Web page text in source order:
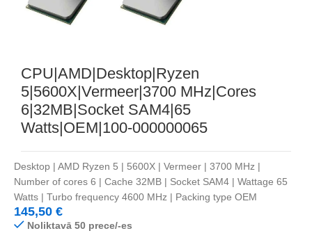
CPU|AMD|Desktop|Ryzen
5|5600X|Vermeer|3700 MHz|Cores
6|32MB|Socket SAM4|65
Watts|OEM|100-000000065
Desktop | AMD Ryzen 5 | 5600X | Vermeer | 3700 MHz |
Number of cores 6 | Cache 32MB | Socket SAM4 | Wattage 65
Watts | Turbo frequency 4600 MHz | Packing type OEM
145,50 €
Noliktavā 50 prece/-es